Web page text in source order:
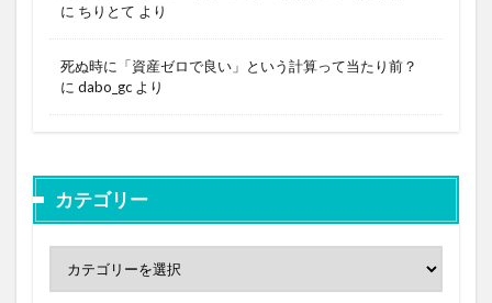
に ちりとて より
死ぬ時に「資産ゼロで良い」という計算って当たり前？
に dabo_gc より
カテゴリー